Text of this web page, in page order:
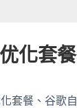
优化套
套餐、谷歌